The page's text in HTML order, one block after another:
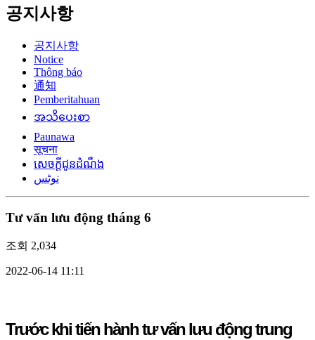
공지사항
공지사항
Notice
Thông báo
通知
Pemberitahuan
အသိပေးစာ
Paunawa
सूचना
សេចក្តីជូនដំណឹង
نوٹس
Tư vấn lưu động tháng 6
조회 2,034
2022-06-14 11:11
Trước khi tiến hành tư vấn lưu động trung